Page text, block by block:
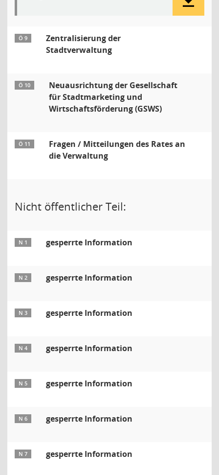
Ö 9
Zentralisierung der
Stadtverwaltung
Ö 10
Neuausrichtung der Gesellschaft
für Stadtmarketing und
Wirtschaftsförderung (GSWS)
Ö 11
Fragen / Mitteilungen des Rates an
die Verwaltung
Nicht öffentlicher Teil:
N 1 gesperrte Information
N 2 gesperrte Information
N 3 gesperrte Information
N 4 gesperrte Information
N 5 gesperrte Information
N 6 gesperrte Information
N 7 gesperrte Information